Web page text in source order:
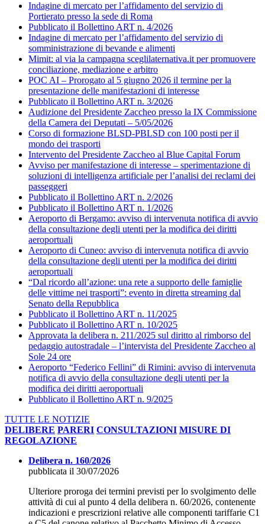
Indagine di mercato per l’affidamento del servizio di
Portierato presso la sede di Roma
Pubblicato il Bollettino ART n. 4/2026
Indagine di mercato per l’affidamento del servizio di
somministrazione di bevande e alimenti
Mimit: al via la campagna sceglilaternativa.it per promuovere
conciliazione, mediazione e arbitro
POC AI – Prorogato al 5 giugno 2026 il termine per la
presentazione delle manifestazioni di interesse
Pubblicato il Bollettino ART n. 3/2026
Audizione del Presidente Zaccheo presso la IX Commissione
della Camera dei Deputati – 5/05/2026
Corso di formazione BLSD-PBLSD con 100 posti per il
mondo dei trasporti
Intervento del Presidente Zaccheo al Blue Capital Forum
Avviso per manifestazione di interesse – sperimentazione di
soluzioni di intelligenza artificiale per l’analisi dei reclami dei
passeggeri
Pubblicato il Bollettino ART n. 2/2026
Pubblicato il Bollettino ART n. 1/2026
Aeroporto di Bergamo: avviso di intervenuta notifica di avvio
della consultazione degli utenti per la modifica dei diritti
aeroportuali
Aeroporto di Cuneo: avviso di intervenuta notifica di avvio
della consultazione degli utenti per la modifica dei diritti
aeroportuali
“Dal ricordo all’azione: una rete a supporto delle famiglie
delle vittime nei trasporti”: evento in diretta streaming dal
Senato della Repubblica
Pubblicato il Bollettino ART n. 11/2025
Pubblicato il Bollettino ART n. 10/2025
Approvata la delibera n. 211/2025 sul diritto al rimborso del
pedaggio autostradale – l’intervista del Presidente Zaccheo al
Sole 24 ore
Aeroporto “Federico Fellini” di Rimini: avviso di intervenuta
notifica di avvio della consultazione degli utenti per la
modifica dei diritti aeroportuali
Pubblicato il Bollettino ART n. 9/2025
TUTTE LE NOTIZIE
DELIBERE PARERI CONSULTAZIONI MISURE DI
REGOLAZIONE
Delibera n. 160/2026
pubblicata il 30/07/2026
Ulteriore proroga dei termini previsti per lo svolgimento delle
attività di cui al punto 4 della delibera n. 60/2026, contenente
indicazioni e prescrizioni relative alle componenti tariffarie C1